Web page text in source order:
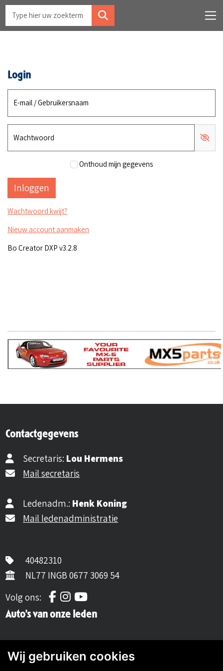
Login
E-mail / Gebruikersnaam
Wachtwoord
Onthoud mijn gegevens
Wachtwoord kwijt?
Nieuw account aanmaken
Bo Creator DXP v3.2.8
Contactgegevens
Secretaris: Lou Hermens
Mail secretaris
Ledenadm.: Henk Koning
Mail ledenadministratie
40482310
NL77 INGB 0677 3069 54
Volg ons:
Volg ons op Facebook
Volg ons op Instagram
Volg ons op YouTube
Auto's van onze leden
Wij gebruiken cookies